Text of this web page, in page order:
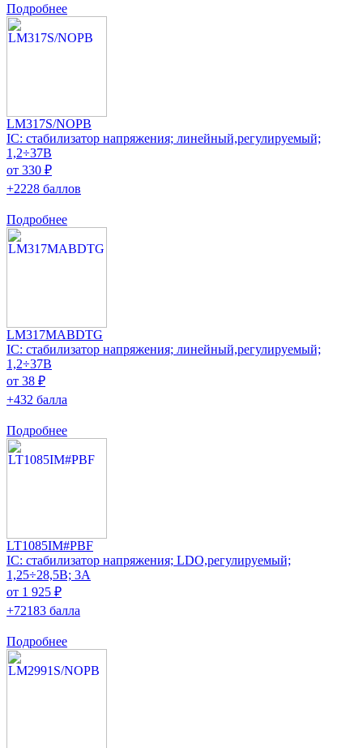
Подробнее
LM317S/NOPB
IC: стабилизатор напряжения; линейный,регулируемый;
1,2÷37В
от 330 ₽
+2228 баллов
Подробнее
LM317MABDTG
IC: стабилизатор напряжения; линейный,регулируемый;
1,2÷37В
от 38 ₽
+432 балла
Подробнее
LT1085IM#PBF
IC: стабилизатор напряжения; LDO,регулируемый;
1,25÷28,5В; 3А
от 1 925 ₽
+72183 балла
Подробнее